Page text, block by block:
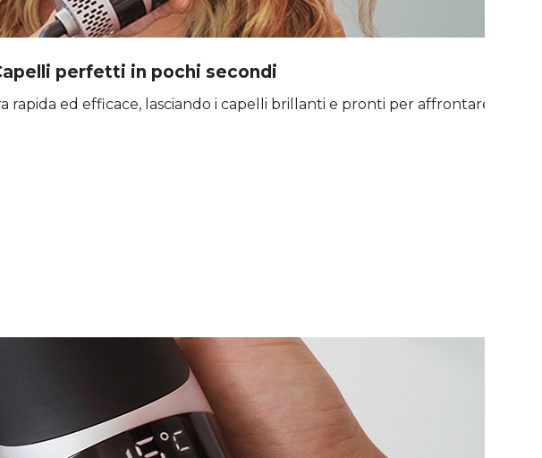
perfetti in pochi secondi
rapida ed efficace, lasciando i capelli brillanti e pronti per affrontare la